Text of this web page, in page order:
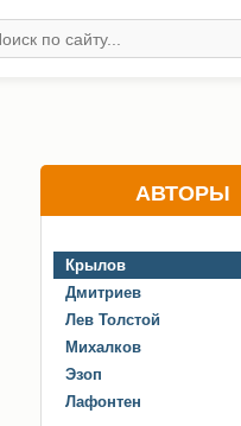
АВТОРЫ
Крылов
Дмитриев
Лев Толстой
Михалков
Эзоп
Лафонтен